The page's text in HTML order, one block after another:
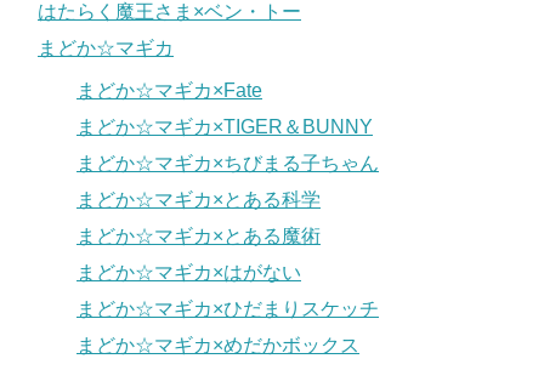
はたらく魔王さま×ベン・トー
まどか☆マギカ
まどか☆マギカ×Fate
まどか☆マギカ×TIGER＆BUNNY
まどか☆マギカ×ちびまる子ちゃん
まどか☆マギカ×とある科学
まどか☆マギカ×とある魔術
まどか☆マギカ×はがない
まどか☆マギカ×ひだまりスケッチ
まどか☆マギカ×めだかボックス